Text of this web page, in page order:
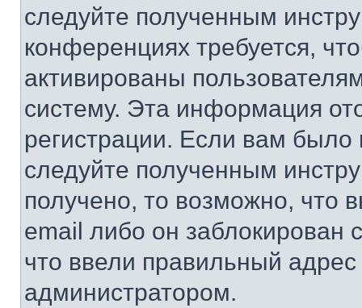
следуйте полученным
конференциях требуется,
активированы
систему. Эта информация
регистрации. Если вам
следуйте полученным
получено, то возможно, что
email либо он
что ввели правильный адрес
администратором.